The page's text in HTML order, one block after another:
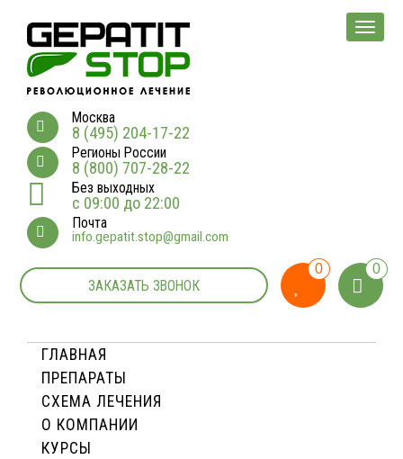
Москва
8 (495) 204-17-22
Регионы России
8 (800) 707-28-22
Без выходных
с 09:00 до 22:00
Почта
info.gepatit.stop@gmail.com
ЗАКАЗАТЬ ЗВОНОК
0 0
ГЛАВНАЯ
ПРЕПАРАТЫ
СХЕМА ЛЕЧЕНИЯ
О КОМПАНИИ
КУРСЫ